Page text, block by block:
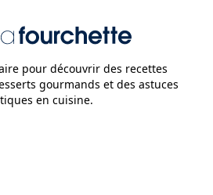
pour découvrir des recettes
gourmands et des astuces
en cuisine.